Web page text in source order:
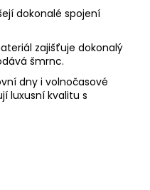
dokonalé spojení
zajišťuje dokonalý
šmrnc.
dny i volnočasové
luxusní kvalitu s